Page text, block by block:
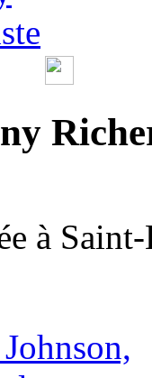
à